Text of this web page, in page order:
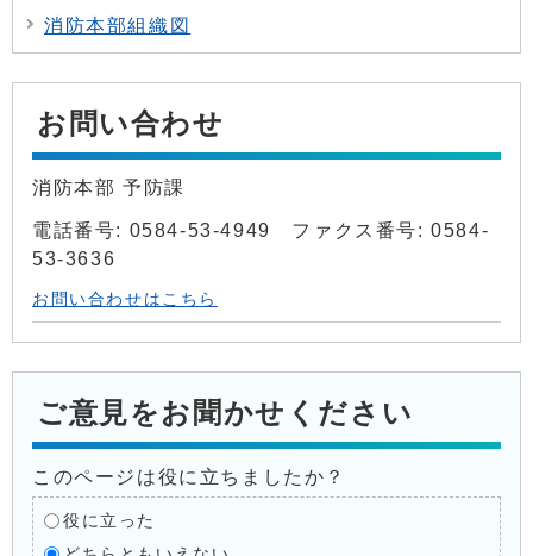
消防本部組織図
お問い合わせ
消防本部 予防課
電話番号: 0584-53-4949 ファクス番号: 0584-
53-3636
お問い合わせはこちら
ご意見をお聞かせください
このページは役に立ちましたか？
役に立った